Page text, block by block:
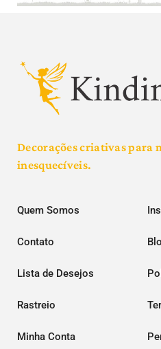
Decorações criativas para
inesquecíveis.
Quem Somos
Contato
Lista de Desejos
Rastreio
Minha Conta